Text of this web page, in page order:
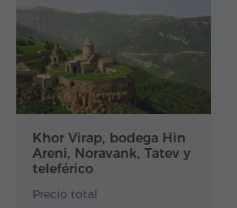
Khor Virap, bodega Hin
Areni, Noravank, Tatev y
teleférico
Precio total